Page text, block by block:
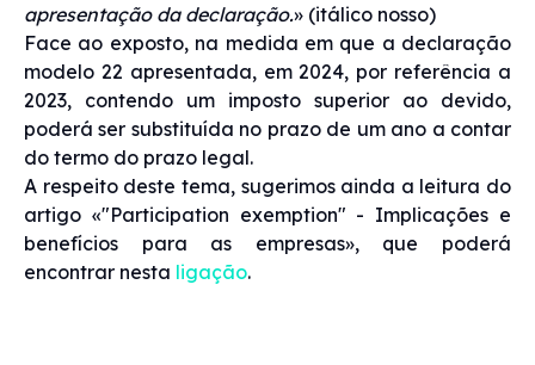
apresentação da declaração.» (itálico nosso)
Face ao exposto, na medida em que a declaração
modelo 22 apresentada, em 2024, por referência a
2023, contendo um imposto superior ao devido,
poderá ser substituída no prazo de um ano a contar
do termo do prazo legal.
A respeito deste tema, sugerimos ainda a leitura do
artigo «"Participation exemption" - Implicações e
benefícios para as empresas», que poderá
encontrar nesta ligação.